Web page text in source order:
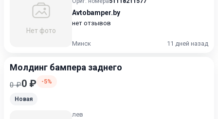
Нет фото
Avtobamper.by
нет отзывов
Минск 11 дней назад
Молдинг бампера заднего
0 ₽0 ₽ -5%
Новая
лев